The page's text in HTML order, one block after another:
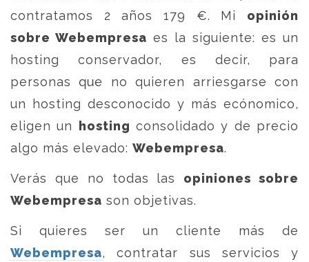
contratamos 2 años 179 €. Mi opinión
sobre Webempresa es la siguiente: es un
hosting conservador, es decir, para
personas que no quieren arriesgarse con
un hosting desconocido y más ecónomico,
eligen un
hosting consolidado y de precio
algo más elevado: Webempresa.
Verás que no todas las opiniones sobre
Webempresa son objetivas.
Si quieres ser un cliente más de
Webempresa, contratar sus servicios y